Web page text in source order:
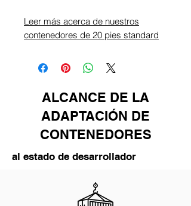
Leer más acerca de nuestros
contenedores de 20 pies standard
ALCANCE DE LA
ADAPTACIÓN DE
CONTENEDORES
al estado de desarrollador